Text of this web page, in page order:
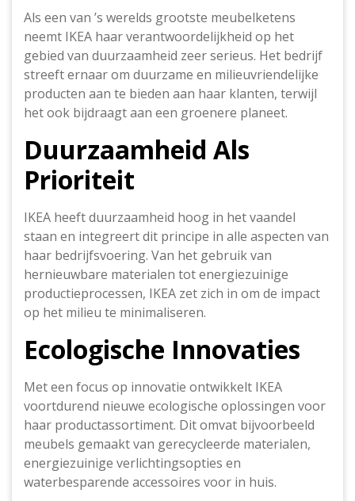
Als een van ’s werelds grootste meubelketens
neemt IKEA haar verantwoordelijkheid op het
gebied van duurzaamheid zeer serieus. Het bedrijf
streeft ernaar om duurzame en milieuvriendelijke
producten aan te bieden aan haar klanten, terwijl
het ook bijdraagt aan een groenere planeet.
Duurzaamheid Als
Prioriteit
IKEA heeft duurzaamheid hoog in het vaandel
staan en integreert dit principe in alle aspecten van
haar bedrijfsvoering. Van het gebruik van
hernieuwbare materialen tot energiezuinige
productieprocessen, IKEA zet zich in om de impact
op het milieu te minimaliseren.
Ecologische Innovaties
Met een focus op innovatie ontwikkelt IKEA
voortdurend nieuwe ecologische oplossingen voor
haar productassortiment. Dit omvat bijvoorbeeld
meubels gemaakt van gerecycleerde materialen,
energiezuinige verlichtingsopties en
waterbesparende accessoires voor in huis.